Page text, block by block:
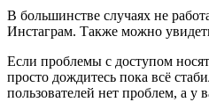
В большинстве случаях не
Инстаграм. Также можно
Если проблемы с доступом
просто дождитесь пока всё
пользователей нет проблем, а у